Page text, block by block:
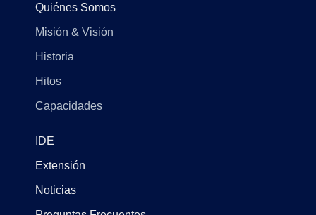
Quiénes Somos
Misión & Visión
Historia
Hitos
Capacidades
IDE
Extensión
Noticias